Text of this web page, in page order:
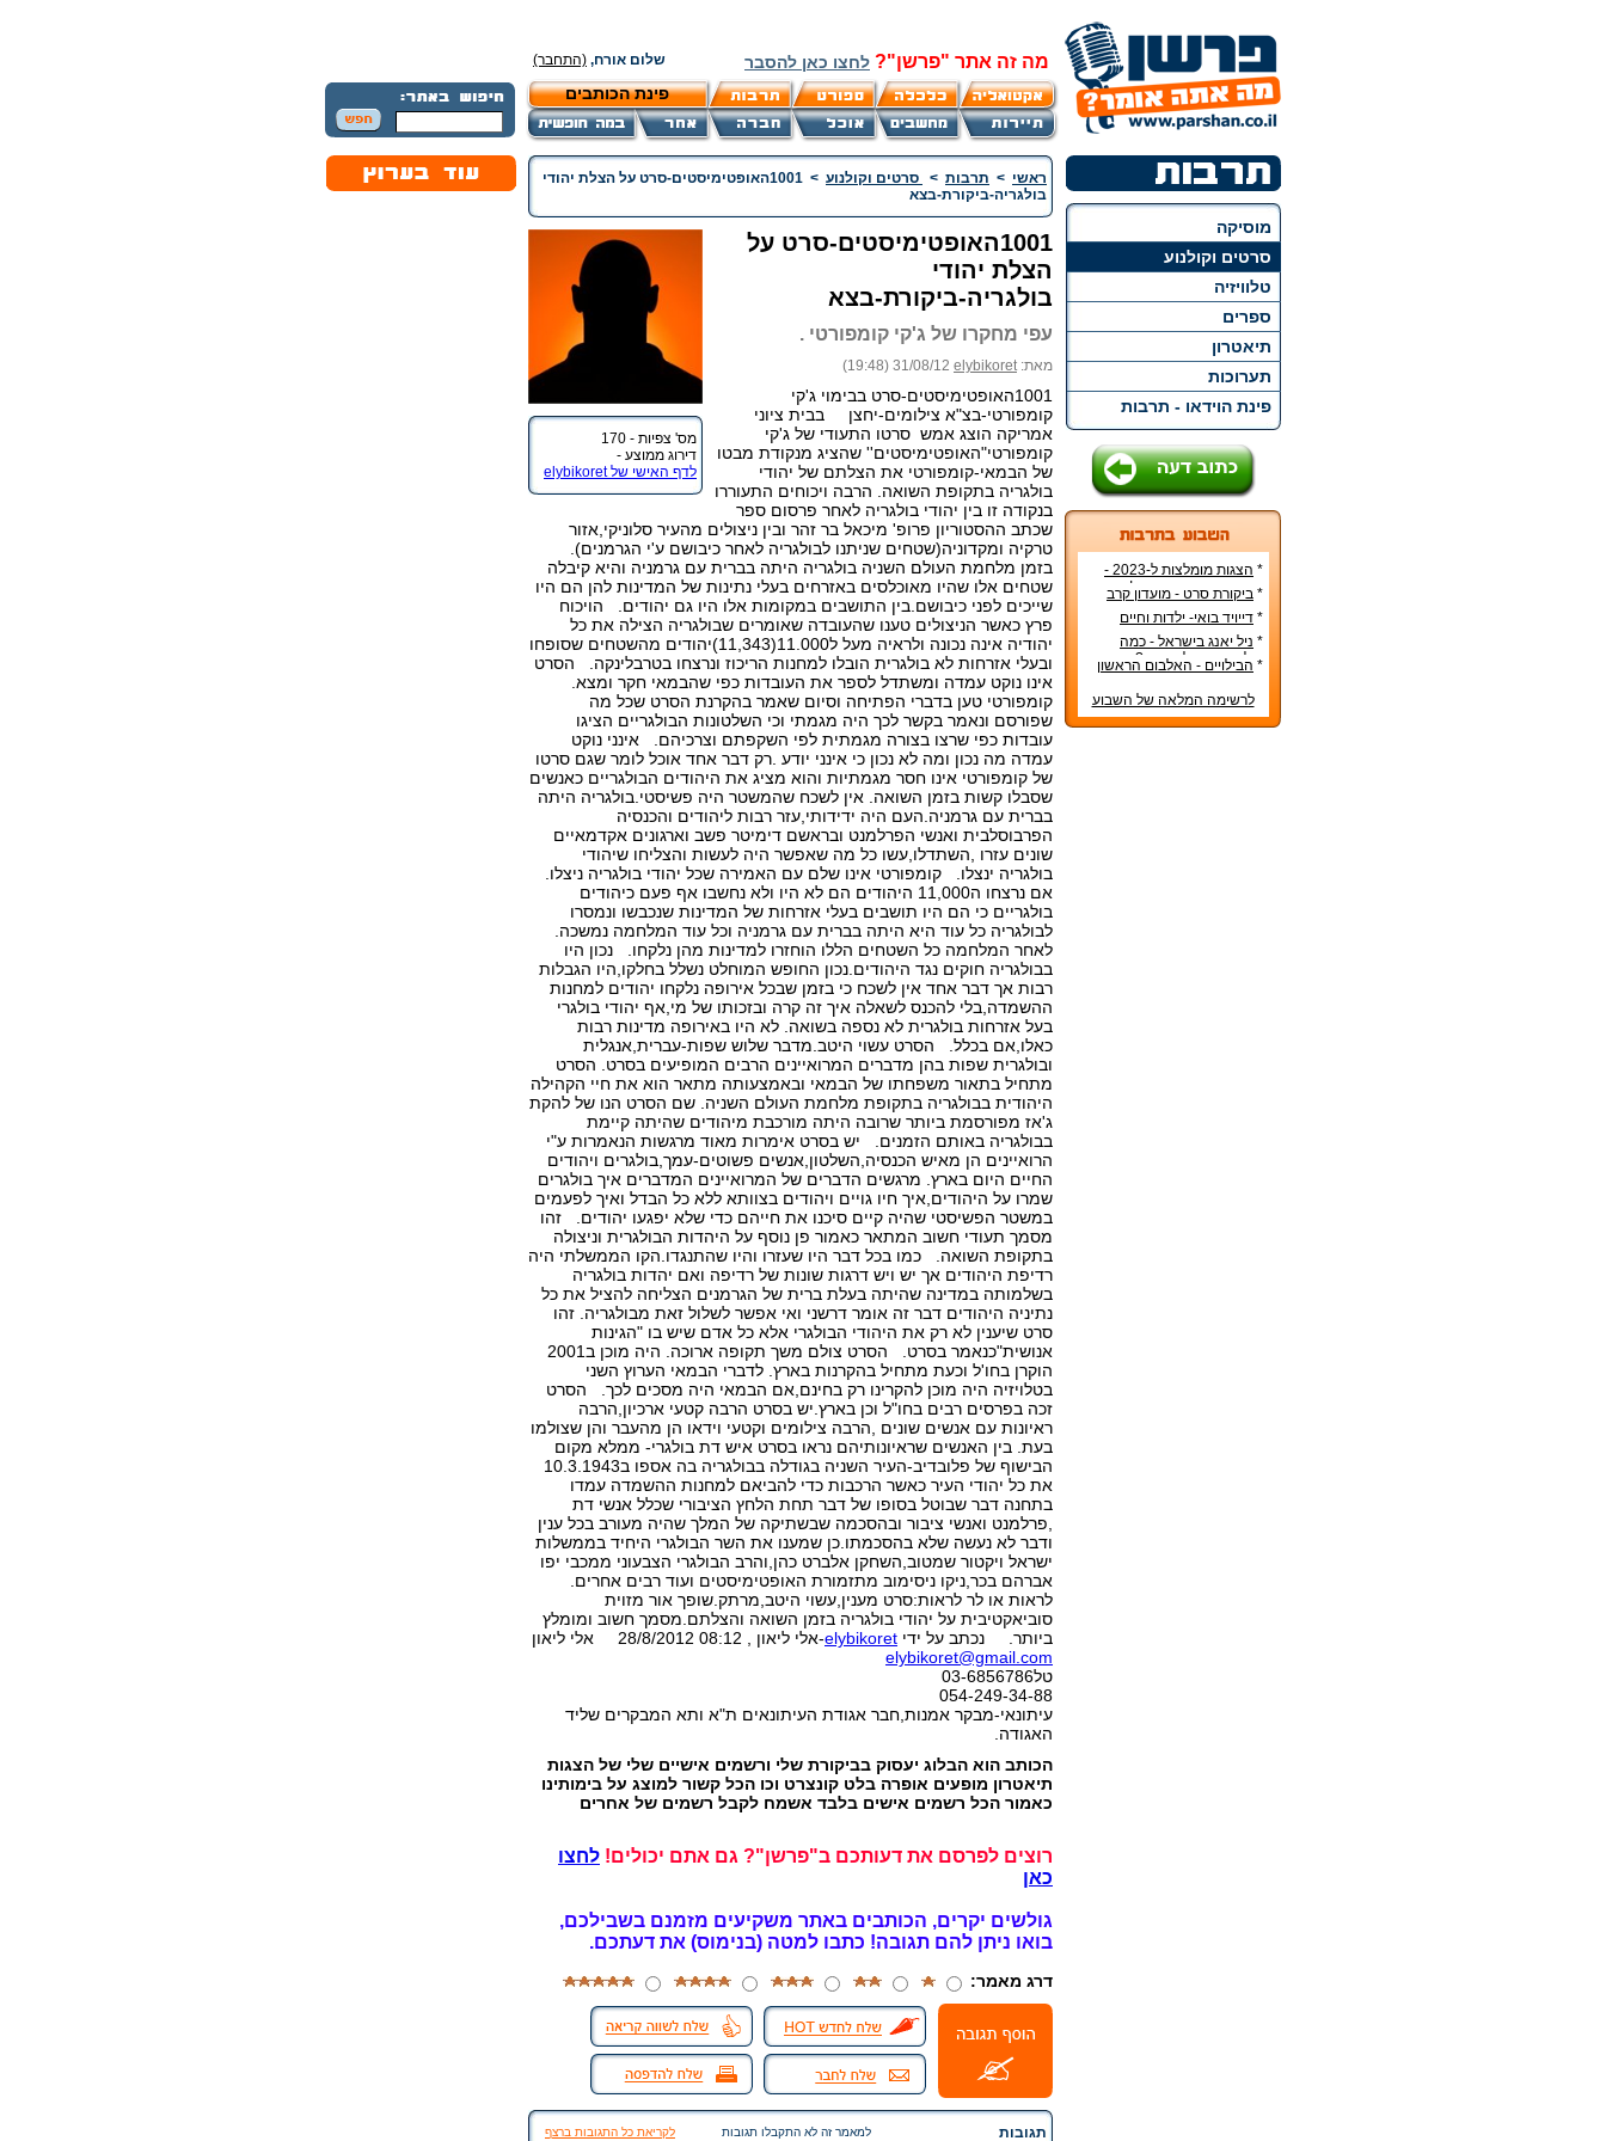
מה זה אתר "פרשן"? לחצו כאן להסבר שלום אורח, (התחבר)
פינת הכותבים
מוסיקה
סרטים וקולנוע
טלוויזיה
ספרים
תיאטרון
תערוכות
פינת הוידאו - תרבות
*
הצגות מומלצות ל-2023 -
הרשימה הטובה ביותר!
* ביקורת סרט - מועדון קרב
* דייויד בואי- ילדות וחיים
אישיים
* ניל יאנג בישראל - כמה
עולה כרטיס להופעה?
* הבילויים - האלבום הראשון
לרשימה המלאה של השבוע
ראשי > תרבות > סרטים וקולנוע >
1001האופטימיסטים-סרט על הצלת יהודי
בולגריה-ביקורת-בצא
מס' צפיות - 170
דירוג ממוצע -
לדף האישי של elybikoret
1001האופטימיסטים-סרט על
הצלת יהודי
בולגריה-ביקורת-בצא
עפי מחקרו של ג'קי קומפורטי .
מאת:elybikoret
31/08/12 (19:48)
1001האופטימיסטים-סרט בבימוי ג'קי
קומפורטי-בצ"א צילומים-יחצן בבית ציוני
אמריקה הוצג אמש סרטו התעודי של ג'קי
קומפורטי"האופטימיסטים'' שהציג מנקודת מבטו
של הבמאי-קומפורטי את הצלתם של יהודי
בולגריה בתקופת השואה. הרבה ויכוחים התעוררו
בנקודה זו בין יהודי בולגריה לאחר פרסום ספר
שכתב ההסטוריון פרופ' מיכאל בר זהר ובין ניצולים מהעיר סלוניקי,אזור
טרקיה ומקדוניה(שטחים שניתנו לבולגריה לאחר כיבושם ע'י הגרמנים).
בזמן מלחמת העולם השניה בולגריה היתה בברית עם גרמניה והיא קיבלה
שטחים אלו שהיו מאוכלסים באזרחים בעלי נתינות של המדינות להן הם היו
שייכים לפני כיבושם.בין התושבים במקומות אלו היו גם יהודים. הויכוח
פרץ כאשר הניצולים טענו שהעובדה שאומרים שבולגריה הצילה את כל
יהודיה אינה נכונה ולראיה מעל ל11.000(11,343)יהודים מהשטחים שסופחו
ובעלי אזרחות לא בולגרית הובלו למחנות הריכוז ונרצחו בטרבלינקה. הסרט
אינו נוקט עמדה ומשתדל לספר את העובדות כפי שהבמאי חקר ומצא.
קומפורטי טען בדברי הפתיחה וסיום שאמר בהקרנת הסרט שכל מה
שפורסם ונאמר בקשר לכך היה מגמתי וכי השלטונות הבולגריים הציגו
עובדות כפי שרצו בצורה מגמתית לפי השקפתם וצרכיהם. אינני נוקט
עמדה מה נכון ומה לא נכון כי אינני יודע .רק דבר אחד אוכל לומר שגם סרטו
של קומפורטי אינו חסר מגמתיות והוא מציג את היהודים הבולגריים כאנשים
שסבלו קשות בזמן השואה. אין לשכח שהמשטר היה פשיסטי.בולגריה היתה
בברית עם גרמניה.העם היה ידידותי,עזר רבות ליהודים והכנסיה
הפרבוסלבית ואנשי הפרלמנט ובראשם דימיטר פשב וארגונים אקדמאיים
שונים עזרו ,השתדלו,עשו כל מה שאפשר היה לעשות והצליחו שיהודי
בולגריה ינצלו. קומפורטי אינו שלם עם האמירה שכל יהודי בולגריה ניצלו.
אם נרצחו ה11,000 היהודים הם לא היו ולא נחשבו אף פעם כיהודים
בולגריים כי הם היו תושבים בעלי אזרחות של המדינות שנכבשו ונמסרו
לבולגריה כל עוד היא היתה בברית עם גרמניה וכל עוד המלחמה נמשכה.
לאחר המלחמה כל השטחים הללו הוחזרו למדינות מהן נלקחו. נכון היו
בבולגריה חוקים נגד היהודים.נכון החופש המוחלט נשלל בחלקו,היו הגבלות
רבות אך דבר אחד אין לשכח כי בזמן שבכל אירופה נלקחו יהודים למחנות
ההשמדה,בלי להכנס לשאלה איך זה קרה ובזכותו של מי,אף יהודי בולגרי
בעל אזרחות בולגרית לא נספה בשואה. לא היו באירופה מדינות רבות
כאלו,אם בכלל. הסרט עשוי היטב.מדבר שלוש שפות-עברית,אנגלית
ובולגרית שפות בהן מדברים המרואיינים הרבים המופיעים בסרט. הסרט
מתחיל בתאור משפחתו של הבמאי ובאמצעותה מתאר הוא את חיי הקהילה
היהודית בבולגריה בתקופת מלחמת העולם השניה. שם הסרט הנו של להקת
ג'אז מפורסמת ביותר שרובה היתה מורכבת מיהודים שהיתה קיימת
בבולגריה באותם הזמנים. יש בסרט אימרות מאוד מרגשות הנאמרות ע"י
הרואיינים הן מאיש הכנסיה,השלטון,אנשים פשוטים-עמך,בולגרים ויהודים
החיים היום בארץ. מרגשים הדברים של המרואיינים המדברים איך בולגרים
שמרו על היהודים,איך חיו גויים ויהודים בצוותא ללא כל הבדל ואיך לפעמים
במשטר הפשיסטי שהיה קיים סיכנו את חייהם כדי שלא יפגעו יהודים. זהו
מסמך תעודי חשוב המתאר כאמור פן נוסף על היהדות הבולגרית וניצולה
בתקופת השואה. כמו בכל דבר היו שעזרו והיו שהתנגדו.הקו הממשלתי היה
רדיפת היהודים אך יש ויש דרגות שונות של רדיפה ואם יהדות בולגריה
בשלמותה במדינה שהיתה בעלת ברית של הגרמנים הצליחה להציל את כל
נתיניה היהודים דבר זה אומר דרשני ואי אפשר לשלול זאת מבולגריה. זהו
סרט שיענין לא רק את היהודי הבולגרי אלא כל אדם שיש בו "הגינות
אנושית"כנאמר בסרט. הסרט צולם משך תקופה ארוכה. היה מוכן ב2001
הוקרן בחו'ל וכעת מתחיל בהקרנות בארץ. לדברי הבמאי הערוץ השני
בטלויזיה היה מוכן להקרינו רק בחינם,אם הבמאי היה מסכים לכך. הסרט
זכה בפרסים רבים בחו"ל וכן בארץ.יש בסרט הרבה קטעי ארכיון,הרבה
ראיונות עם אנשים שונים ,הרבה צילומים וקטעי וידאו הן מהעבר והן שצולמו
בעת. בין האנשים שראיונותיהם נראו בסרט איש דת בולגרי- ממלא מקום
הבישוף של פלובדיב-העיר השניה בגודלה בבולגריה בה אספו ב10.3.1943
את כל יהודי העיר כאשר הרכבות כדי להביאם למחנות ההשמדה עמדו
בתחנה דבר שבוטל בסופו של דבר תחת הלחץ הציבורי שכלל אנשי דת
,פרלמנט ואנשי ציבור ובהסכמה שבשתיקה של המלך שהיה מעורב בכל ענין
ודבר לא נעשה שלא בהסכמתו.כן שמענו את השר הבולגרי היחיד בממשלות
ישראל ויקטור שמטוב,השחקן אלברט כהן,והרב הבולגרי הצבעוני ממכבי יפו
אברהם בכר,ניקו ניסימוב מתזמורת האופטימיסטים ועוד רבים אחרים.
לראות או לר לראות:סרט מענין,עשוי היטב,מרתק.שופך אור מזוית
סוביאקטיבית על יהודי בולגריה בזמן השואה והצלתם.מסמך חשוב ומומלץ
ביותר. נכתב על ידי elybikoret-אלי ליאון , 28/8/2012 08:12 אלי ליאון
elybikoret@gmail.com
טל03-6856786
054-249-34-88
עיתונאי-מבקר אמנות,חבר אגודת העיתונאים ת"א ותא המבקרים שליד
האגודה.
הכותב הוא הבלוג יעסוק בביקורת שלי ורשמים אישיים שלי של הצגות
תיאטרון מופעים אופרה בלט קונצרט וכו הכל קשור למוצג על בימותינו
כאמור הכל רשמים אישים בלבד אשמח לקבל רשמים של אחרים
רוצים לפרסם את דעותכם ב"פרשן"? גם אתם יכולים! לחצו
כאן
גולשים יקרים, הכותבים באתר משקיעים מזמנם בשבילכם,
בואו ניתן להם תגובה! כתבו למטה (בנימוס) את דעתכם.
דרג מאמר:
תגובות למאמר זה לא התקבלו תגובות לקריאת כל התגובות ברצף